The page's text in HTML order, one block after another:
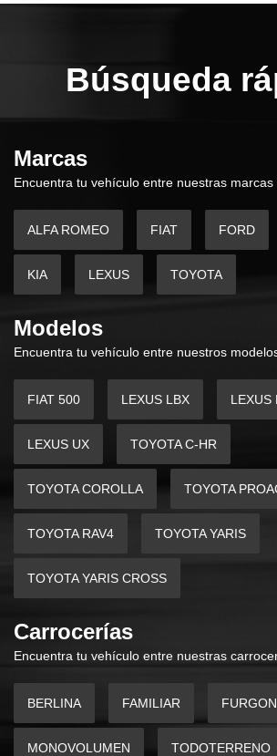
Búsqueda
Marcas
Encuentra tu vehículo entre nuestras marcas
ALFA ROMEO FIAT FORD
KIA LEXUS TOYOTA
Modelos
Encuentra tu vehículo entre nuestros
FIAT 500 LEXUS LBX LEXUS
LEXUS UX TOYOTA C-HR
TOYOTA COROLLA TOYOTA
TOYOTA RAV4 TOYOTA YARIS
TOYOTA YARIS CROSS
Carrocerías
Encuentra tu vehículo entre nuestras
BERLINA FAMILIAR
MONOVOLUMEN TODOTERRENO